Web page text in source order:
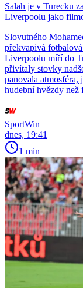
Salah je v Turecku
Liverpoolu jako
Slovutného
překvapivá
Liverpoolu míří do
přivítaly stovky
panovala atmosféra,
hudební hvězdy než
SportWin
dnes, 19:41
1 min